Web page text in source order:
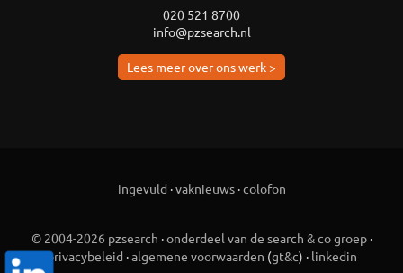
020 521 8700
info@pzsearch.nl
Lees meer over ons werk >
ingevuld ·vaknieuws·colofon
© 2004-2026 pzsearch ·onderdeel van de search & co groep·
privacybeleid ·algemene voorwaarden (gt&c) · linkedin